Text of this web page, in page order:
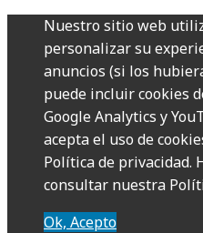
Nuestro sitio web
personalizar su
anuncios (si los
puede incluir cookies
Google Analytics y
acepta el uso de
Política de privacidad.
consultar nuestra
Ok, Acepto